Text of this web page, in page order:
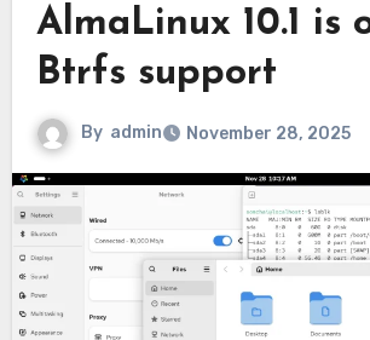
AlmaLinux 10.1 is
Btrfs support
By admin November 28, 2025